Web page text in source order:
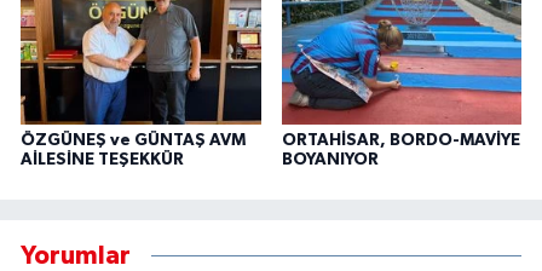
ÖZGÜNEŞ ve GÜNTAŞ AVM
AİLESİNE TEŞEKKÜR
ORTAHİSAR, BORDO-MAVİYE
BOYANIYOR
Yorumlar